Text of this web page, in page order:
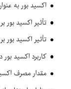
اکسید بور به
تأثیر اکسید بور
تأثیر اکسید بور
کاربرد اکسید بور در
مقدار مصرف اکسید